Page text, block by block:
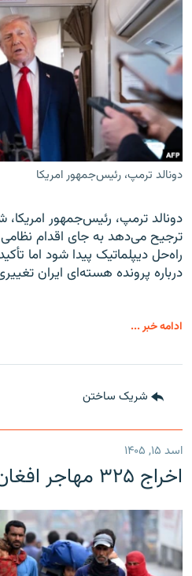
دونالد ترمپ، رئیس‌جمهور امریکا
دونالد ترمپ، رئیس‌جمهور
ترجیح می‌دهد به جای اقدام نظامی
راه‌حل دیپلماتیک پیدا شود اما
درباره پرونده هسته‌ای ایران
ادامه خبر ...
شریک ساختن
اسد ۱۵, ۱۴۰۵
اخراج ۳۲۵ مهاجر افغان از پاکستان